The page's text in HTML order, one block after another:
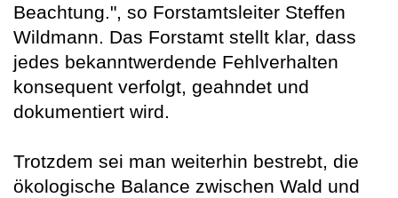
Beachtung.", so Forstamtsleiter Steffen
Wildmann. Das Forstamt stellt klar, dass
jedes bekanntwerdende Fehlverhalten
konsequent verfolgt, geahndet und
dokumentiert wird.
Trotzdem sei man weiterhin bestrebt, die
ökologische Balance zwischen Wald und